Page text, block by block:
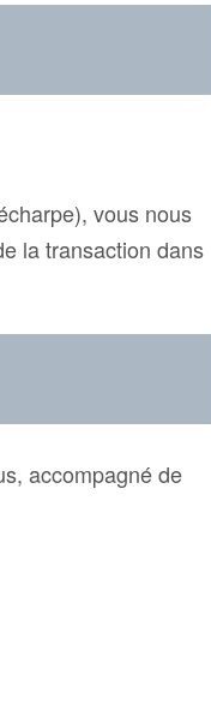
vous nous
la transaction dans
accompagné de